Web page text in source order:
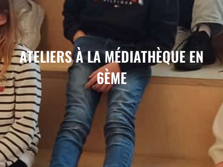
ATELIERS À LA MÉDIATHÈQUE EN
6ÈME